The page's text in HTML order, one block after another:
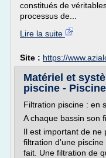
constitués de
processus de...
Lire la suite
Site : https://
Matériel et
piscine -
Filtration piscine : en
A chaque bassin son
Il est important de ne
filtration d'une
fait. Une filtration de